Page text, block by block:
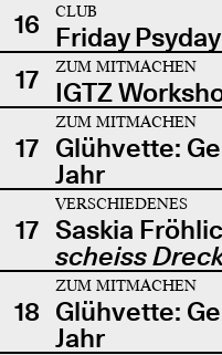
16
CLUB
Friday Psyday
17
ZUM MITMACHEN
IGTZ
17
ZUM MITMACHEN
Glühvette:
Jahr
17
VERSCHIEDENES
Saskia
scheiss
18
ZUM MITMACHEN
Glühvette:
Jahr